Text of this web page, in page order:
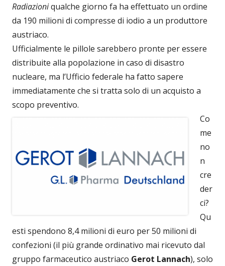
Radiazioniqualche giorno fa ha effettuato un ordine
da 190 milioni di compresse di iodio a un produttore
austriaco.
Ufficialmente le pillole sarebbero pronte per essere
distribuite alla popolazione in caso di disastro
nucleare, ma l’Ufficio federale ha fatto sapere
immediatamente che si tratta solo di un acquisto a
scopo preventivo.
Co
me
no
n
cre
der
ci?
Qu
esti spendono 8,4 milioni di euro per 50 milioni di
confezioni (il più grande ordinativo mai ricevuto dal
gruppo farmaceutico austriaco Gerot Lannach), solo